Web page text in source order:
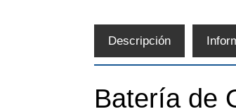
Descripción
Batería de